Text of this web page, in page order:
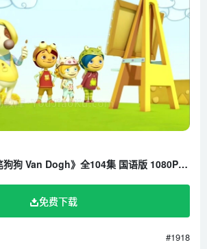
西班牙动画片《神笔狗狗 Van Dogh》全104集 国语版 1080P/MP4/5.28G 百度云网盘下载
免费下载
#1918